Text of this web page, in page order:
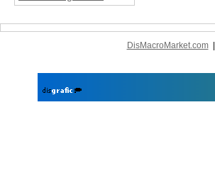
DisMacroMarket.com|